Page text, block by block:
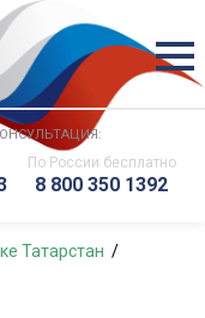
По России бесплатно
8 800 350 1392
Татарстан